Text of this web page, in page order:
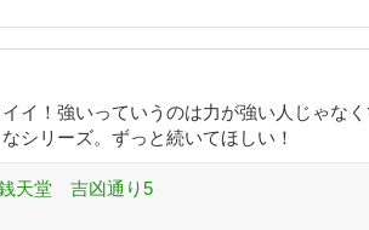
イ！強いっていうのは力が強い人じゃな
シリーズ。ずっと続いてほしい！
天堂 吉凶通り5